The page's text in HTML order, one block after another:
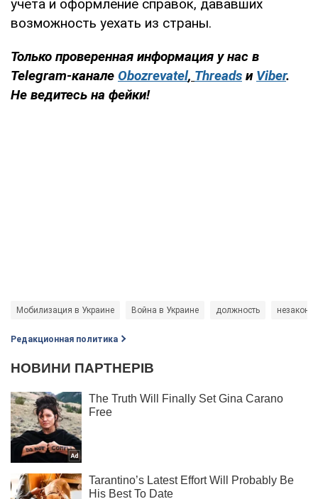
учета и оформление справок, дававших
возможность уехать из страны.
Только проверенная информация у нас в
Telegram-канале Obozrevatel, Threads и Viber.
Не ведитесь на фейки!
Мобилизация в Украине Война в Украине должность
Редакционная политика